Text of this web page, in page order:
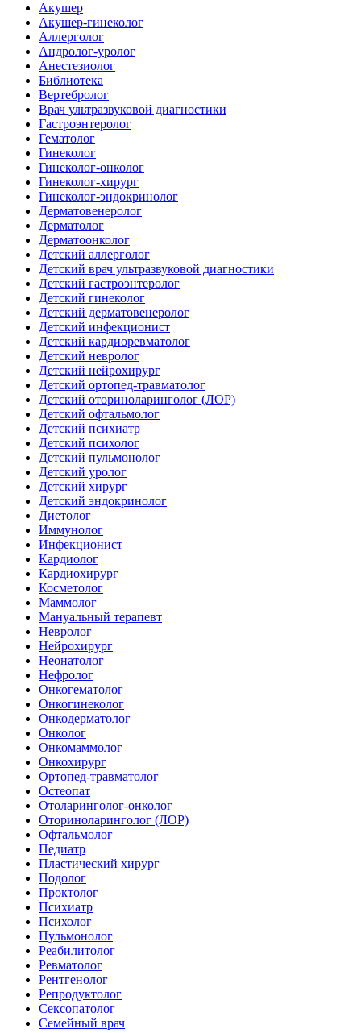
Акушер
Акушер-гинеколог
Аллерголог
Андролог-уролог
Анестезиолог
Библиотека
Вертебролог
Врач ультразвуковой диагностики
Гастроэнтеролог
Гематолог
Гинеколог
Гинеколог-онколог
Гинеколог-хирург
Гинеколог-эндокринолог
Дерматовенеролог
Дерматолог
Дерматоонколог
Детский аллерголог
Детский врач ультразвуковой диагностики
Детский гастроэнтеролог
Детский гинеколог
Детский дерматовенеролог
Детский инфекционист
Детский кардиоревматолог
Детский невролог
Детский нейрохирург
Детский ортопед-травматолог
Детский оториноларинголог (ЛОР)
Детский офтальмолог
Детский психиатр
Детский психолог
Детский пульмонолог
Детский уролог
Детский хирург
Детский эндокринолог
Диетолог
Иммунолог
Инфекционист
Кардиолог
Кардиохирург
Косметолог
Маммолог
Мануальный терапевт
Невролог
Нейрохирург
Неонатолог
Нефролог
Онкогематолог
Онкогинеколог
Онкодерматолог
Онколог
Онкомаммолог
Онкохирург
Ортопед-травматолог
Остеопат
Отоларинголог-онколог
Оториноларинголог (ЛОР)
Офтальмолог
Педиатр
Пластический хирург
Подолог
Проктолог
Психиатр
Психолог
Пульмонолог
Реабилитолог
Ревматолог
Рентгенолог
Репродуктолог
Сексопатолог
Семейный врач